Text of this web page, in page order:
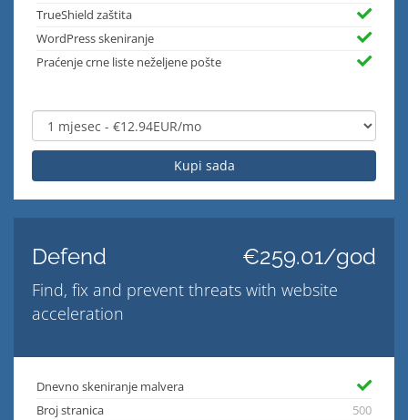
TrueShield zaštita
WordPress skeniranje
Praćenje crne liste neželjene pošte
Kupi sada
Defend €259.01/god
Find, fix and prevent threats with website
acceleration
Dnevno skeniranje malvera
Broj stranica
500